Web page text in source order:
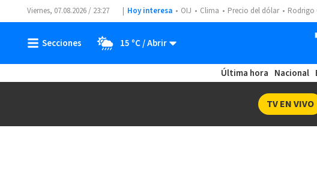
Viernes, 07.08.2026 / 23:27 Hoy interesa OIJ Clima Precio del dólar Rodrigo
15 ºC
Última hora Nacional
TV EN VIVO